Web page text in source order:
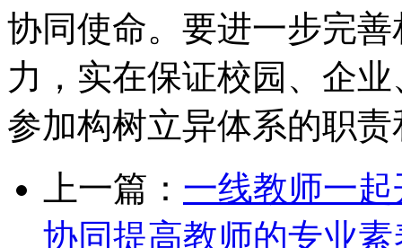
协同使命。要进一步完
力，实在保证校园、企
参加构树立异体系的职
上一篇： 一线教师一
协同提高教师的专业素